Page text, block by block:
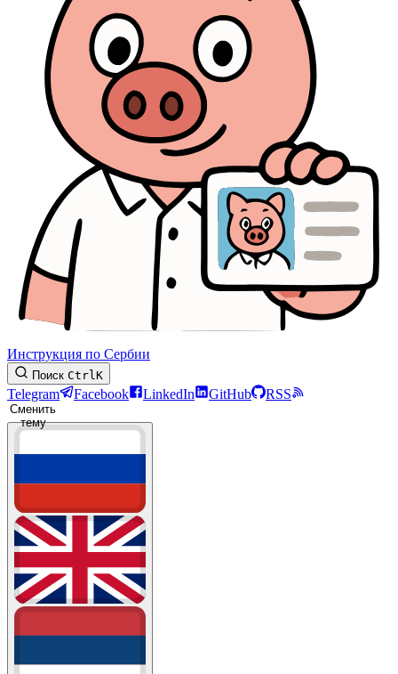
Инструкция по Сербии
Поиск CtrlK
Telegram Facebook LinkedIn GitHub RSS
Сменить
тему